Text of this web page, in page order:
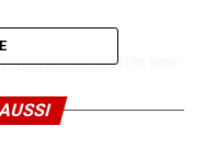
questions suivantes pour
23h59.Le gagnant